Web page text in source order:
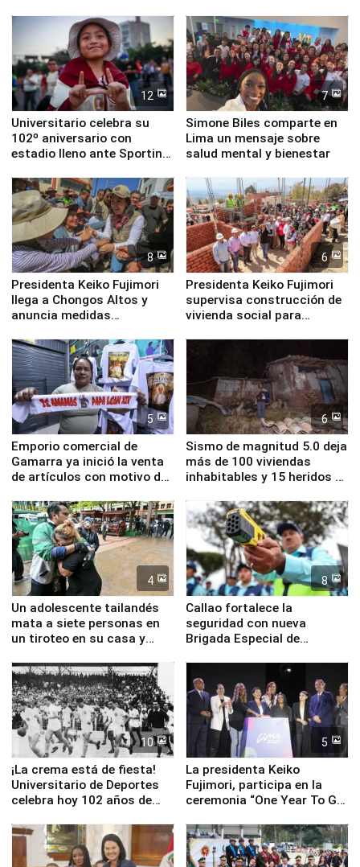
12
Universitario celebra su
102º aniversario con
estadio lleno ante Sporting
7
Simone Biles comparte en
Lima un mensaje sobre
salud mental y bienestar
8
Presidenta Keiko Fujimori
llega a Chongos Altos y
anuncia medidas
educación, salud y empleo
6
Presidenta Keiko Fujimori
supervisa construcción de
vivienda social para
5
Emporio comercial de
Gamarra ya inició la venta
de artículos con motivo de
6
Sismo de magnitud 5.0 deja
más de 100 viviendas
inhabitables y 15 heridos en
4
Un adolescente tailandés
mata a siete personas en
un tiroteo en su casa y
8
Callao fortalece la
seguridad con nueva
Brigada Especial de
equipamiento para
Serenazgo
10
¡La crema está de fiesta!
Universitario de Deportes
celebra hoy 102 años de
5
La presidenta Keiko
Fujimori, participa en la
ceremonia “One Year To Go